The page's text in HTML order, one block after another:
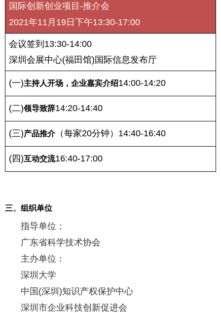
国际创新创业项目-推介会
2021年11月19日下午13:30-17:00
会议签到13:30-14:00
深圳会展中心(福田馆)国际信息发布厅
(一)主持人开场，企业嘉宾介绍14:00-14:20
(二)领导致辞14:20-14:40
(三)产品推介（每家20分钟）14:40-16:40
(四)互动交流16:40-17:00
三、组织单位
指导单位：
广东省科学技术协会
主办单位：
深圳大学
中国(深圳)知识产权保护中心
深圳市企业科技创新促进会